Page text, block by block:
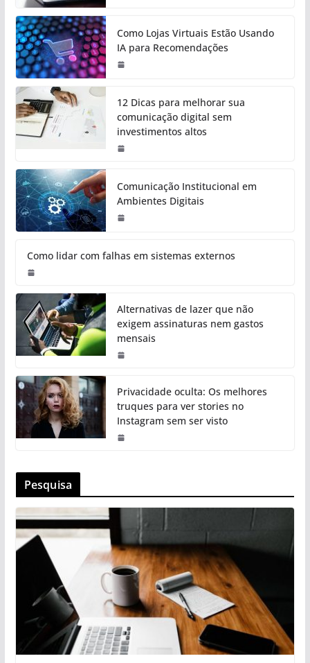
Como Lojas Virtuais Estão Usando
IA para Recomendações
12 Dicas para melhorar sua
comunicação digital sem
investimentos altos
Comunicação Institucional em
Ambientes Digitais
Como lidar com falhas em sistemas externos
Alternativas de lazer que não
exigem assinaturas nem gastos
mensais
Privacidade oculta: Os melhores
truques para ver stories no
Instagram sem ser visto
Pesquisa